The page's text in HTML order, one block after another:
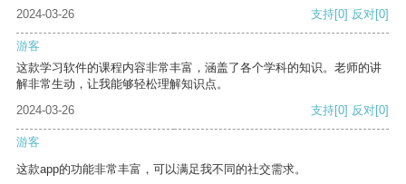
2024-03-26 支持[0] 反对[0]
游客
这款学习软件的课程内容非常丰富，涵盖了各个学科的知识。老师的讲
解非常生动，让我能够轻松理解知识点。
2024-03-26
支持[0] 反对[0]
游客
这款app的功能非常丰富，可以满足我不同的社交需求。